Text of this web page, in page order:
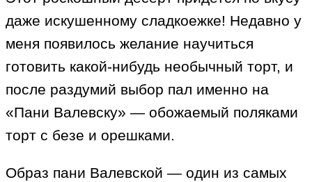
даже искушенному сладкоежке! Недавно у
меня появилось желание научиться
готовить какой-нибудь необычный торт, и
после раздумий выбор пал именно на
«Пани Валевску» — обожаемый поляками
торт с безе и орешками.
Образ пани Валевской — один из самых